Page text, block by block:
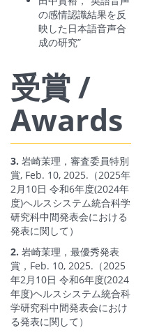
の感情認識結果を反
映した日本語音声合
成の研究”
受賞 /
Awards
3. 岩崎茉理，審査委員特別
賞, Feb. 10, 2025.（2025年
2月10日 令和6年度(2024年
度)ヘルスシステム統合科学
研究科中間発表会における
発表に関して）
2. 岩崎茉理，最優秀発表
賞，Feb. 10, 2025.（2025
年2月10日 令和6年度(2024
年度)ヘルスシステム統合科
学研究科中間発表会におけ
る発表に関して）